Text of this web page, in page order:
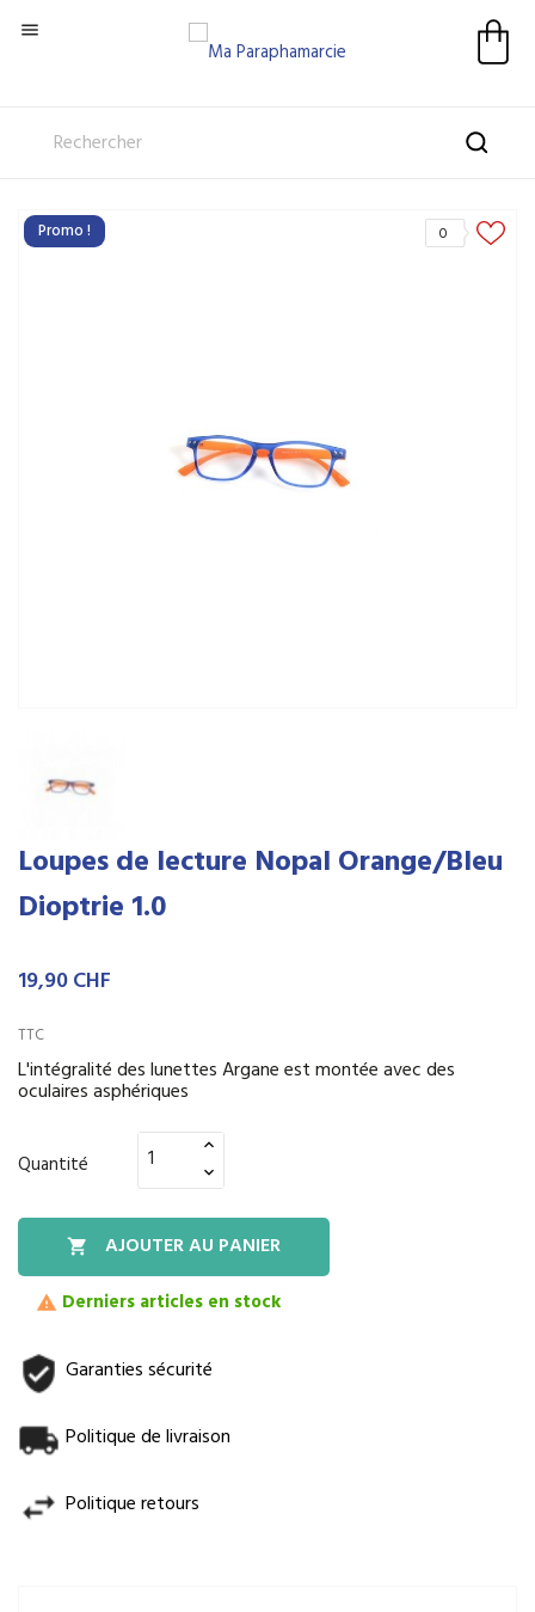

Promo ! 0
Loupes de lecture Nopal Orange/Bleu
Dioptrie 1.0
19,90 CHF
TTC
L'intégralité des lunettes Argane est montée avec des
oculaires asphériques
Quantité
 AJOUTER AU PANIER
 Derniers articles en stock
Garanties sécurité
Politique de livraison
Politique retours